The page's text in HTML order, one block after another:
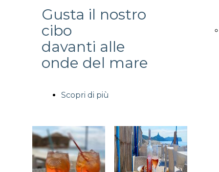
Gusta il nostro
cibo
davanti alle
onde del mare
Scopri di più